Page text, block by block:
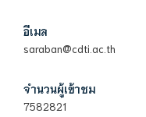
อีเมล
saraban@cdti.ac.th
จำนวนผู้เข้าชม
7582821